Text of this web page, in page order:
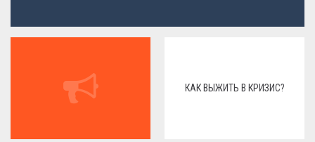
КАК ВЫЖИТЬ В КРИЗИС?